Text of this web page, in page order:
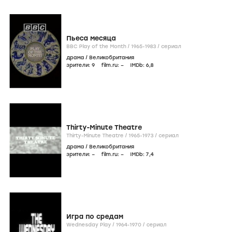
Пьеса месяца
BBC Play of the Month / 1965-1983 / сериал
драма / Великобритания
зрители: 9 film.ru: – IMDb: 6,8
Thirty-Minute Theatre
Thirty-Minute Theatre / 1965-1973 / сериал
драма / Великобритания
зрители: – film.ru: – IMDb: 7,4
Игра по средам
Wednesday Play / 1964-1970 / сериал